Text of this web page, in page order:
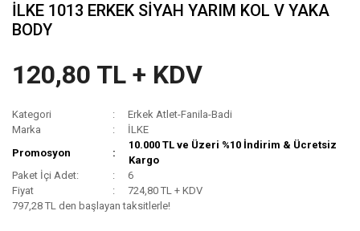
İLKE 1013 ERKEK SİYAH YARIM KOL V YAKA
BODY
120,80 TL + KDV
Kategori
Erkek Atlet-Fanila-Badi
Marka
İLKE
Promosyon
10.000 TL ve Üzeri %10 İndirim & Ücretsiz
Kargo
Paket İçi Adet:
6
Fiyat
724,80 TL + KDV
797,28 TL den başlayan taksitlerle!